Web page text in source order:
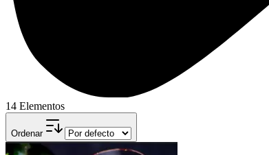
14 Elementos
Ordenar